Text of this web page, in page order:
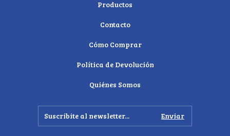
Productos
Contacto
Cómo Comprar
Política de Devolución
Quiénes Somos